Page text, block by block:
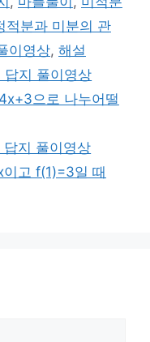
적분과 미분의 관
이영상, 해설
답지 풀이영상
으로 나누어떨
지 풀이영상
고 f(1)=3일 때